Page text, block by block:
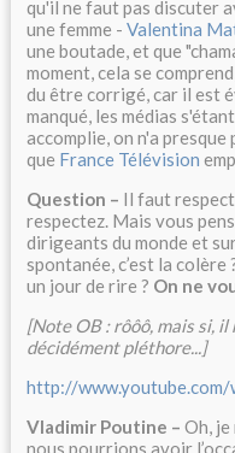
qu'il ne faut pas discuter
une femme - Valentina
une boutade, et que
moment, cela se
du être corrigé, car il est
manqué, les médias
accomplie, on n'a
que France Télévision
Question – Il faut
respectez. Mais vous
dirigeants du monde et
spontanée, c’est la
un jour de rire ? On ne
[Note OB : rôôô, mais si,
décidément pléthore...]
http://
Vladimir Poutine – Oh, je
nous pourrions avoir